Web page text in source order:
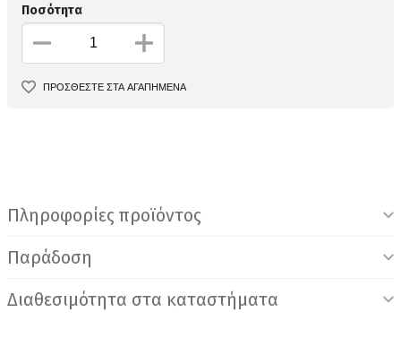
Ποσότητα
ΠΡΟΣΘΕΣΤΕ ΣΤΑ ΑΓΑΠΗΜΕΝΑ
Πληροφορίες προϊόντος
Παράδοση
Διαθεσιμότητα στα καταστήματα